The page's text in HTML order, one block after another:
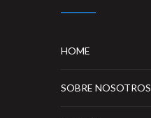
HOME
SOBRE NOSOTROS